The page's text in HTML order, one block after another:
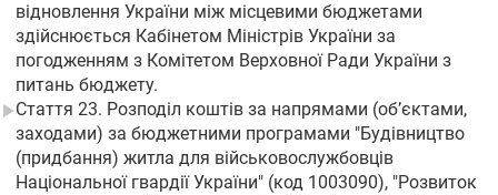
відновлення України між місцевими бюджетами
здійснюється Кабінетом Міністрів України за
погодженням з Комітетом Верховної Ради України з
питань бюджету.
Стаття 23. Розподіл коштів за напрямами (об’єктами,
заходами) за бюджетними програмами "Будівництво
(придбання) житла для військовослужбовців
Національної гвардії України" (код 1003090), "Розвиток